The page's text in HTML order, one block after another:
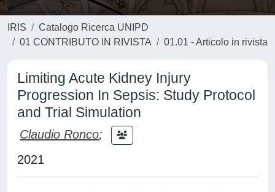
IRIS
Catalogo Ricerca UNIPD
01 CONTRIBUTO IN RIVISTA
01.01 - Articolo in rivista
Limiting Acute Kidney Injury
Progression In Sepsis: Study Protocol
and Trial Simulation
Claudio Ronco;
2021